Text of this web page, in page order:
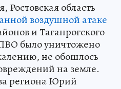
Ростовская область
воздушной атаке
и Таганрогского
было уничтожено
не обошлось
на земле.
региона Юрий